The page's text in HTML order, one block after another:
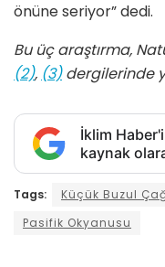
önüne seriyor” dedi.
Bu üç araştırma,
(2), (3)dergilerinde
İklim
kaynak
Tags: Küçük Buzul
Pasifik Okyanusu